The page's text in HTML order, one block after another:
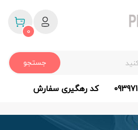
جستجو
0
کد رهگیری سفارش